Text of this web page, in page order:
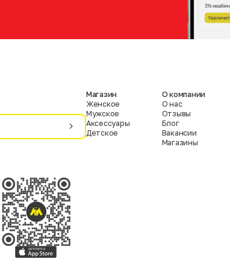
Магазин
Женское
Мужское
Аксессуары
Детское
О компании
О нас
Отзывы
Блог
Вакансии
Магазины